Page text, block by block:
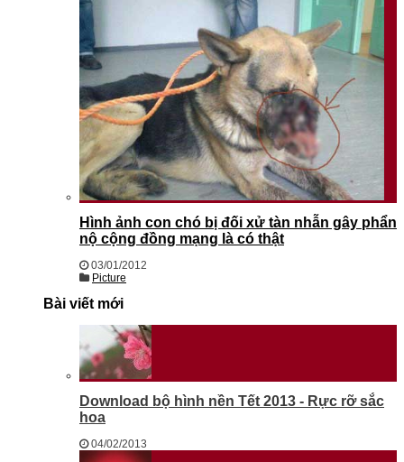
Hình ảnh con chó bị đối xử tàn nhẫn gây phẩn
nộ cộng đồng mạng là có thật
03/01/2012
Picture
Bài viết mới
Download bộ hình nền Tết 2013 - Rực rỡ sắc
hoa
04/02/2013